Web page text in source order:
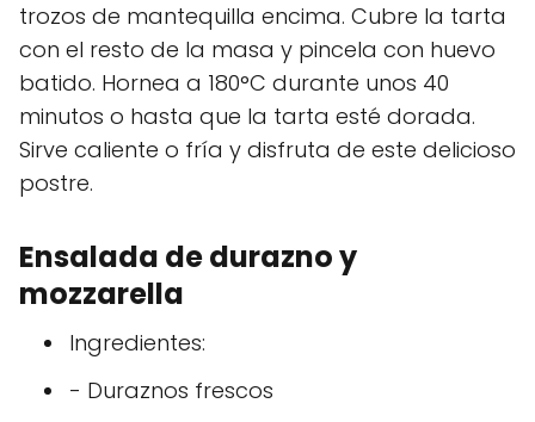
trozos de mantequilla encima. Cubre la tarta
con el resto de la masa y pincela con huevo
batido. Hornea a 180°C durante unos 40
minutos o hasta que la tarta esté dorada.
Sirve caliente o fría y disfruta de este delicioso
postre.
Ensalada de durazno y
mozzarella
Ingredientes:
- Duraznos frescos